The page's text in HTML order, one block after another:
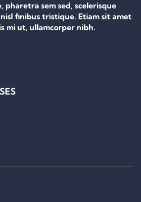
pharetra sem sed, scelerisque
finibus tristique. Etiam sit amet
mi ut, ullamcorper nibh.